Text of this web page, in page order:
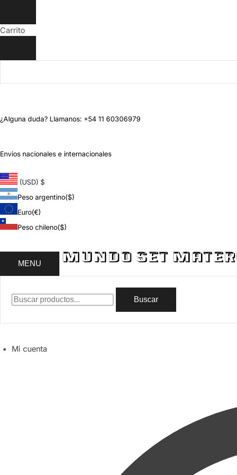
Carrito
¿Alguna duda? Llamanos: +54 11 60306979
Envios nacionales e internacionales
(USD) $
Peso argentino($)
Euro(€)
Peso chileno($)
MENU
Buscar
Mi cuenta